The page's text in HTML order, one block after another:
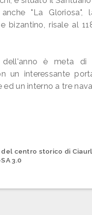
"La Gloriosa",
bizantino, risale al
dell'anno è meta di
un interessante
un interno a tre
del centro storico di
3.0